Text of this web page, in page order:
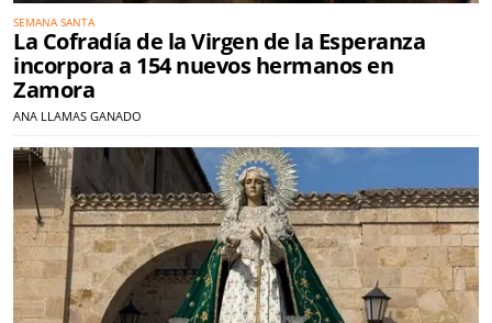
SEMANA SANTA
La Cofradía de la Virgen de la Esperanza
incorpora a 154 nuevos hermanos en
Zamora
ANA LLAMAS GANADO